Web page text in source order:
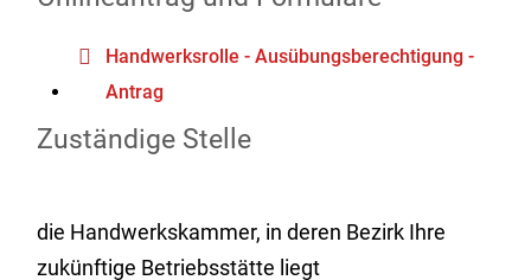
Handwerksrolle - Ausübungsberechtigung -
Antrag
Zuständige Stelle
die Handwerkskammer, in deren Bezirk Ihre
zukünftige Betriebsstätte liegt